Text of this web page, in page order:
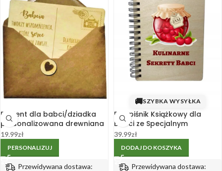
Prezent dla babci/dziadka
personalizowana drewniana
kartka
19.99zł
PERSONALIZUJ
Przewidywana dostawa:
🚚SZYBKA WYSYŁKA
Przepiśnik Książkowy dla
Babci ze Specjalnym
Nadrukiem UV
39.99zł
DODAJ DO KOSZYKA
Przewidywana dostawa: